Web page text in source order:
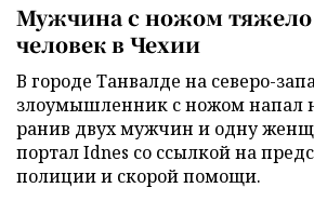
Мужчина с ножом тяжело
человек в Чехии
В городе Танвалде на северо-
злоумышленник с ножом напал
ранив двух мужчин и одну
портал Idnes со ссылкой на
полиции и скорой помощи.